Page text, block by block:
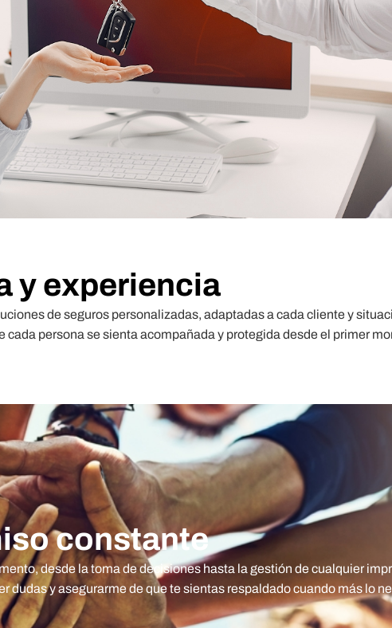
y experiencia
de seguros personalizadas, adaptadas a cada cliente y
persona se sienta acompañada y protegida desde el primer
constante
desde la toma de decisiones hasta la gestión de cualquier
y asegurarme de que te sientas respaldado cuando más lo